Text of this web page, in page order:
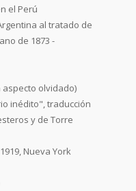
el Perú
al tratado de
de 1873 -
aspecto olvidado)
inédito", traducción
y de Torre
Nueva York